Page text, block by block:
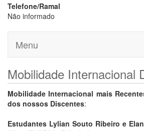
Telefone/Ramal
Não informado
Menu
Mobilidade Internacional
Mobilidade Internacional mais
dos nossos Discentes:
Estudantes Lylian Souto Ribeiro e